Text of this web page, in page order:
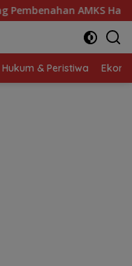
Ketua TP PKK
Hukum & Peristiwa